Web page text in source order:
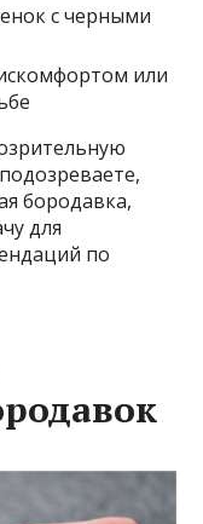
с черными
или
бородавка,
для
по